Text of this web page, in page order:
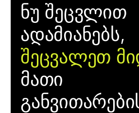
ნუ შეცვლით
ადამიანებს,
შეცვალეთ
მათი